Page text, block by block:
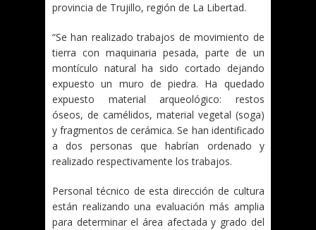
provincia de Trujillo, región de La Libertad.
“Se han realizado trabajos de movimiento de
tierra con maquinaria pesada, parte de un
montículo natural ha sido cortado dejando
expuesto un muro de piedra. Ha quedado
expuesto material arqueológico: restos
óseos, de camélidos, material vegetal (soga)
y fragmentos de cerámica. Se han identificado
a dos personas que habrían ordenado y
realizado respectivamente los trabajos.
Personal técnico de esta dirección de cultura
están realizando una evaluación más amplia
para determinar el área afectada y grado del